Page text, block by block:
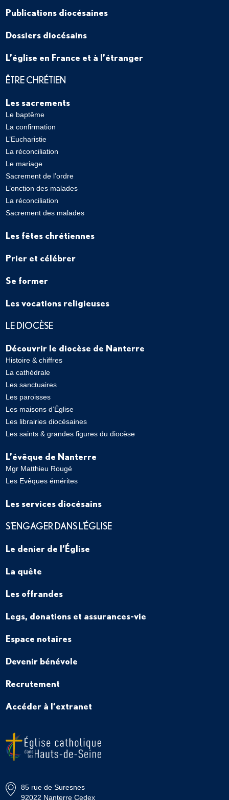
Publications diocésaines
Dossiers diocésains
L’église en France et à l’étranger
ÊTRE CHRÉTIEN
Les sacrements
Le baptême
La confirmation
L’Eucharistie
La réconciliation
Le mariage
Sacrement de l’ordre
L’onction des malades
La réconciliation
Sacrement des malades
Les fêtes chrétiennes
Prier et célébrer
Se former
Les vocations religieuses
LE DIOCÈSE
Découvrir le diocèse de Nanterre
Histoire & chiffres
La cathédrale
Les sanctuaires
Les paroisses
Les maisons d’Église
Les librairies diocésaines
Les saints & grandes figures du diocèse
L’évêque de Nanterre
Mgr Matthieu Rougé
Les Evêques émérites
Les services diocésains
S’ENGAGER DANS L’ÉGLISE
Le denier de l’Église
La quête
Les offrandes
Legs, donations et assurances-vie
Espace notaires
Devenir bénévole
Recrutement
Accéder à l’extranet
85 rue de Suresnes
92022 Nanterre Cedex